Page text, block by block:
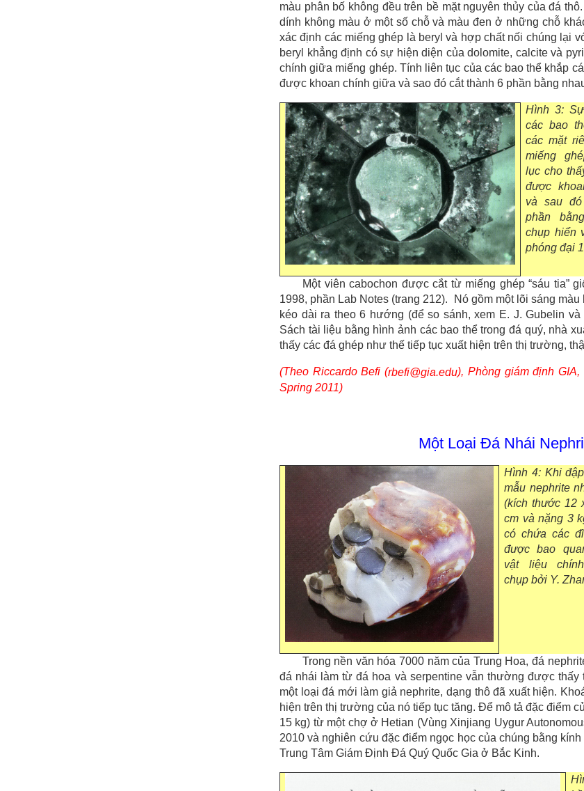
màu phân bố không đều trên bề mặt nguyên thủy của đá
dính không màu ở một số chỗ và màu đen ở những chỗ
xác định các miếng ghép là beryl và hợp chất nối chúng lại
beryl khẳng định có sự hiện diện của dolomite, calcite và
chính giữa miếng ghép. Tính liên tục của các bao thể khắp
được khoan chính giữa và sao đó cắt thành 6 phần bằng
Hình 3:
các bao
các mặt
miếng
lục cho
được
và sau
phần
chụp hiển
phóng đại
Một viên cabochon được cắt từ miếng ghép “sáu tia”
1998, phần Lab Notes (trang 212). Nó gồm một lõi sáng
kéo dài ra theo 6 hướng (để so sánh, xem E. J. Gubelin
Sách tài liệu bằng hình ảnh các bao thể trong đá quý, nhà
thấy các đá ghép như thế tiếp tục xuất hiện trên thị trường,
(Theo Riccardo Befi (rbefi@gia.edu), Phòng giám định
Spring 2011)
Một Loại Đá Nhái
Hình 4: Khi
mẫu nephrite
(kích thước 12
cm và nặng 3
có chứa các
được bao
vật liệu
chụp bởi Y.
Trong nền văn hóa 7000 năm của Trung Hoa, đá
đá nhái làm từ đá hoa và serpentine vẫn thường được
một loại đá mới làm giả nephrite, dạng thô đã xuất hiện.
hiện trên thị trường của nó tiếp tục tăng. Để mô tả đặc điểm
15 kg) từ một chợ ở Hetian (Vùng Xinjiang Uygur
2010 và nghiên cứu đặc điểm ngọc học của chúng bằng
Trung Tâm Giám Định Đá Quý Quốc Gia ở Bắc Kinh.